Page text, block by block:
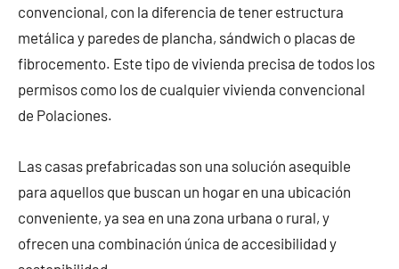
convencional, con la diferencia de tener estructura
metálica y paredes de plancha, sándwich o placas de
fibrocemento. Este tipo de vivienda precisa de todos los
permisos como los de cualquier vivienda convencional
de Polaciones.
Las casas prefabricadas son una solución asequible
para aquellos que buscan un hogar en una ubicación
conveniente, ya sea en una zona urbana o rural, y
ofrecen una combinación única de accesibilidad y